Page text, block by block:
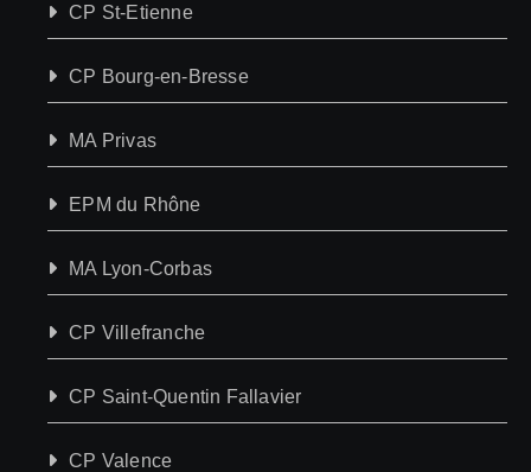
CP St-Etienne
CP Bourg-en-Bresse
MA Privas
EPM du Rhône
MA Lyon-Corbas
CP Villefranche
CP Saint-Quentin Fallavier
CP Valence